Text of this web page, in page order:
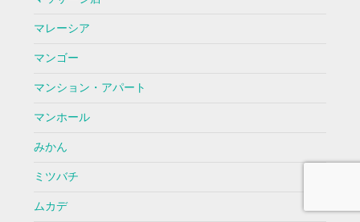
マレーシア
マンゴー
マンション・アパート
マンホール
みかん
ミツバチ
ムカデ